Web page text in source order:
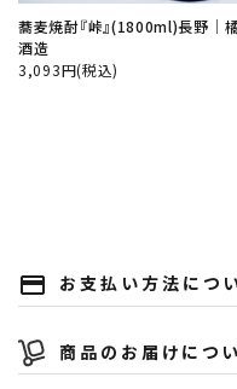
蕎麦焼酎『峠』(1800ml)長野│
酒造
3,093円(税込)
payment お支払い方法につ
商品のお届けにつ